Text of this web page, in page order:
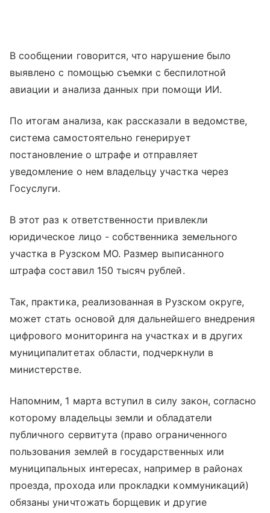
В сообщении говорится, что нарушение было
выявлено с помощью съемки с беспилотной
авиации и анализа данных при помощи ИИ.
По итогам анализа, как рассказали в ведомстве,
система самостоятельно генерирует
постановление о штрафе и отправляет
уведомление о нем владельцу участка через
Госуслуги.
В этот раз к ответственности привлекли
юридическое лицо - собственника земельного
участка в Рузском МО. Размер выписанного
штрафа составил 150 тысяч рублей.
Так, практика, реализованная в Рузском округе,
может стать основой для дальнейшего внедрения
цифрового мониторинга на участках и в других
муниципалитетах области, подчеркнули в
министерстве.
Напомним, 1 марта вступил в силу закон, согласно
которому владельцы земли и обладатели
публичного сервитута (право ограниченного
пользования землей в государственных или
муниципальных интересах, например в районах
проезда, прохода или прокладки коммуникаций)
обязаны уничтожать борщевик и другие